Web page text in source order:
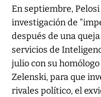
En septiembre,
investigación de
después de una
servicios de
julio con su
Zelenski, para que
rivales político, el